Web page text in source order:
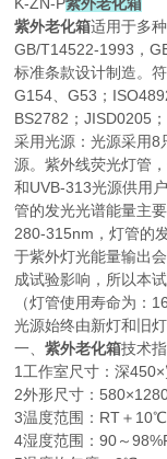
紫外老化箱适用于多
GB/T14522-1993，
标准条款设计制造。
G154、G53；
BS2782；JISD0205
采用光源：光源采用8
源。紫外线荧光灯管
和UVB-313光源供用
管的发光光谱能量主
280-315nm，灯管的
于紫外灯光能量输出
成试验影响，所以本
（灯管使用寿命为：
光源始终由新灯和旧
一、紫外老化箱技术
1工作室尺寸：深
2外形尺寸：
3温度范围：RT＋
4湿度范围：90～